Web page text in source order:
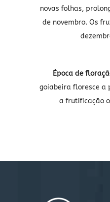
novas folhas,
de novembro. Os
Época de
goiabeira floresce
a frutificação